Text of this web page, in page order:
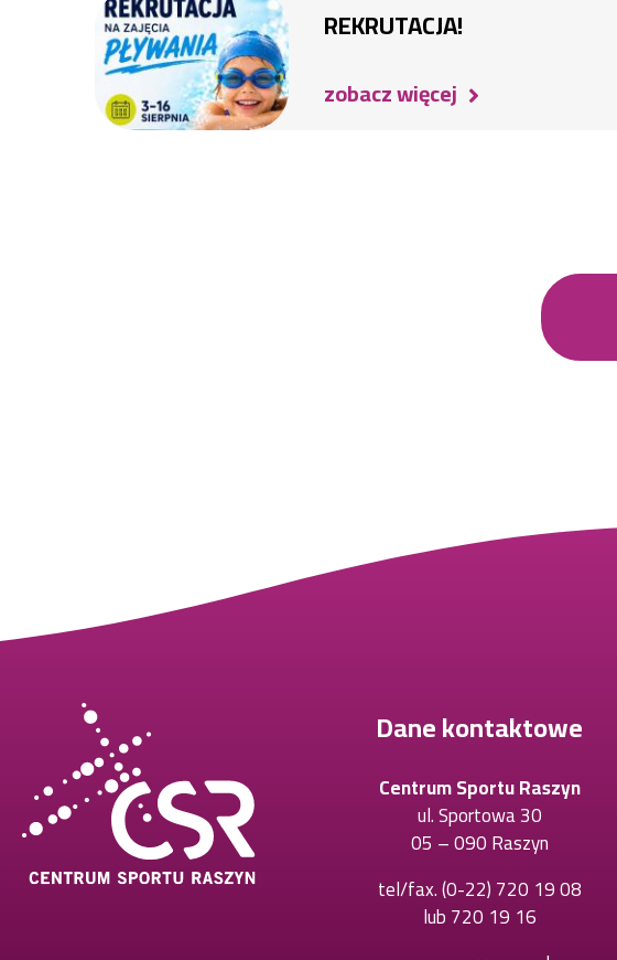
REKRUTACJA!
zobacz więcej
Dane kontaktowe
Centrum Sportu Raszyn
ul. Sportowa 30
05 – 090 Raszyn
tel/fax.(0-22) 720 19 08
lub720 19 16